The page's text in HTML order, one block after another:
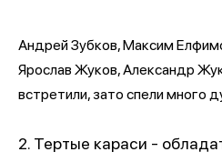
Андрей Зубков, Максим
Ярослав Жуков, Александр
встретили, зато спели много
2. Тертые караси -